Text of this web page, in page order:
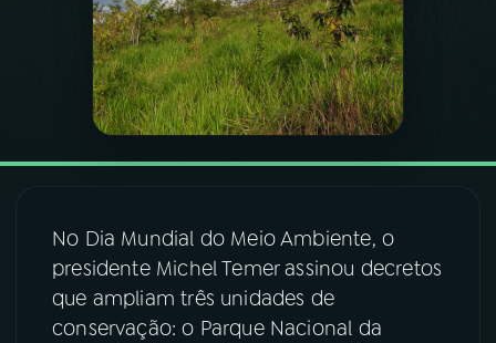
PODCASTS
VIDEOCASTS
FESTIVAL DE MÚSICA
ACOMPANHE A RÁDIO NACIONAL
No Dia Mundial do Meio Ambiente, o
presidente Michel Temer assinou decretos
que ampliam três unidades de
conservação: o Parque Nacional da